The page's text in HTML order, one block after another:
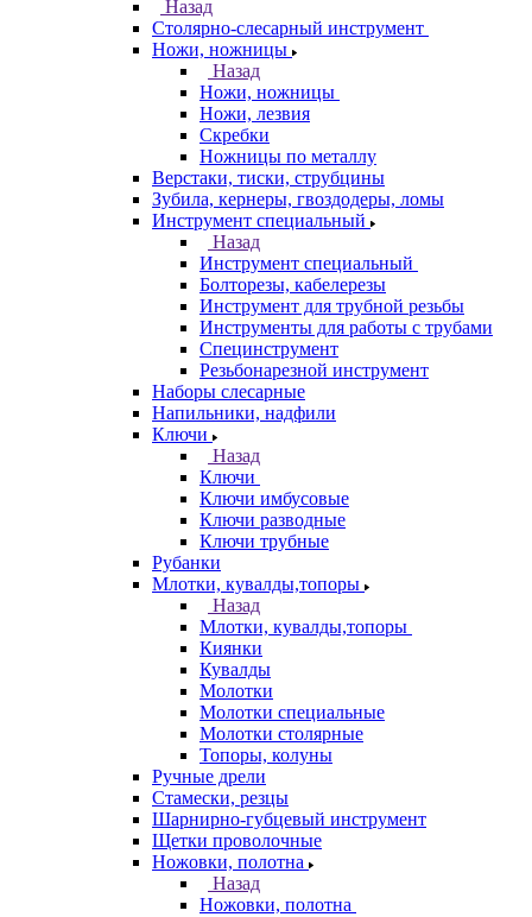
Назад
Столярно-слесарный инструмент
Ножи, ножницы
Назад
Ножи, ножницы
Ножи, лезвия
Скребки
Ножницы по металлу
Верстаки, тиски, струбцины
Зубила, кернеры, гвоздодеры, ломы
Инструмент специальный
Назад
Инструмент специальный
Болторезы, кабелерезы
Инструмент для трубной резьбы
Инструменты для работы с трубами
Специнструмент
Резьбонарезной инструмент
Наборы слесарные
Напильники, надфили
Ключи
Назад
Ключи
Ключи имбусовые
Ключи разводные
Ключи трубные
Рубанки
Млотки, кувалды,топоры
Назад
Млотки, кувалды,топоры
Киянки
Кувалды
Молотки
Молотки специальные
Молотки столярные
Топоры, колуны
Ручные дрели
Стамески, резцы
Шарнирно-губцевый инструмент
Щетки проволочные
Ножовки, полотна
Назад
Ножовки, полотна